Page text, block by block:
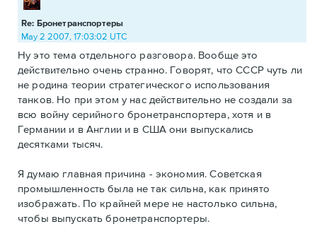
Re: Бронетранспортеры
May 2 2007, 17:03:02 UTC
Ну это тема отдельного разговора. Вообще это
действительно очень странно. Говорят, что СССР чуть ли
не родина теории стратегического использования
танков. Но при этом у нас действительно не создали за
всю войну серийного бронетранспортера, хотя и в
Германии и в Англии и в США они выпускались
десятками тысяч.
Я думаю главная причина - экономия. Советская
промышленность была не так сильна, как принято
изображать. По крайней мере не настолько сильна,
чтобы выпускать бронетранспортеры.